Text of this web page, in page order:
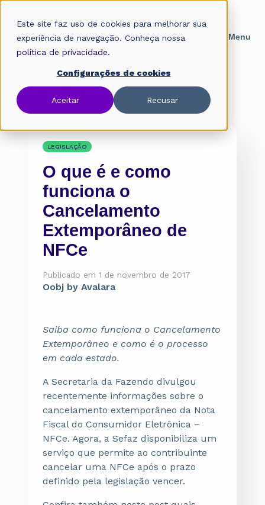
Este site faz uso de cookies para melhorar sua
experiência de navegação. Conheça nossa
política de privacidade.
Configurações de cookies
Aceitar Recusar
Home »Blog »Legislação
LEGISLAÇÃO
O que é e como
funciona o
Cancelamento
Extemporâneo de
NFCe
Publicado em 1 de novembro de 2017
Oobj by Avalara
Saiba como funciona o Cancelamento
Extemporâneo e como é o processo
em cada estado.
A Secretaria da Fazendo divulgou
recentemente informações sobre o
cancelamento extemporâneo da Nota
Fiscal do Consumidor Eletrônica –
NFCe. Agora, a Sefaz disponibiliza um
serviço que permite ao contribuinte
cancelar uma NFCe após o prazo
definido pela legislação vencer.